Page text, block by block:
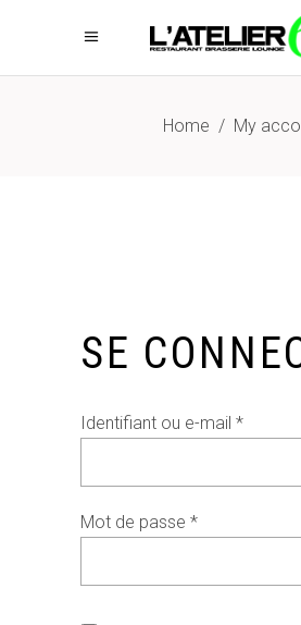
Home / My
SE
Identifiant ou e-mail *
Mot de passe *Obligatoire